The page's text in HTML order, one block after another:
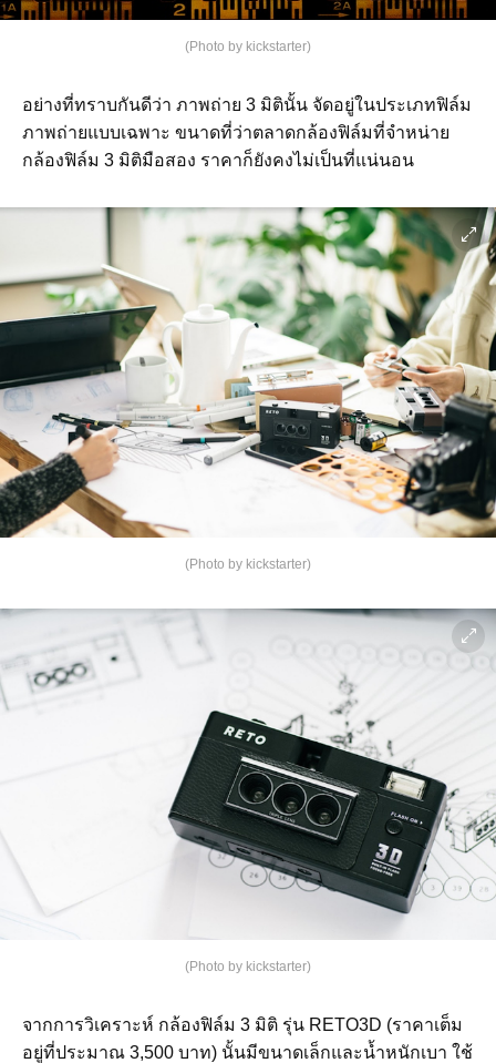
(Photo by kickstarter)
อย่างที่ทราบกันดีว่า ภาพถ่าย 3 มิตินั้น จัดอยู่ในประเภทฟิล์ม
ภาพถ่ายแบบเฉพาะ ขนาดที่ว่าตลาดกล้องฟิล์มที่จำหน่าย
กล้องฟิล์ม 3 มิติมือสอง ราคาก็ยังคงไม่เป็นที่แน่นอน
(Photo by kickstarter)
(Photo by kickstarter)
จากการวิเคราะห์ กล้องฟิล์ม 3 มิติ รุ่น RETO3D (ราคาเต็ม
อยู่ที่ประมาณ 3,500 บาท) นั้นมีขนาดเล็กและน้ำหนักเบา ใช้